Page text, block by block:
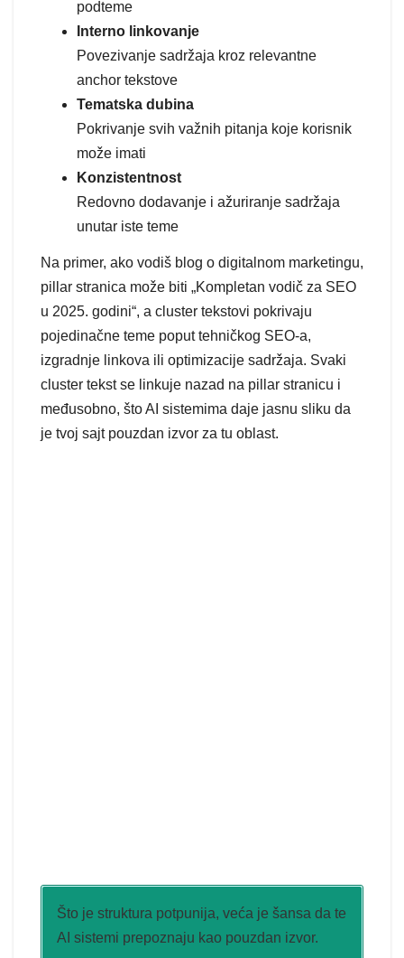
podteme
Interno linkovanje
Povezivanje sadržaja kroz relevantne
anchor tekstove
Tematska dubina
Pokrivanje svih važnih pitanja koje korisnik
može imati
Konzistentnost
Redovno dodavanje i ažuriranje sadržaja
unutar iste teme
Na primer, ako vodiš blog o digitalnom marketingu,
pillar stranica može biti „Kompletan vodič za SEO
u 2025. godini“, a cluster tekstovi pokrivaju
pojedinačne teme poput tehničkog SEO-a,
izgradnje linkova ili optimizacije sadržaja. Svaki
cluster tekst se linkuje nazad na pillar stranicu i
međusobno, što AI sistemima daje jasnu sliku da
je tvoj sajt pouzdan izvor za tu oblast.
Što je struktura potpunija, veća je šansa da te
AI sistemi prepoznaju kao pouzdan izvor.